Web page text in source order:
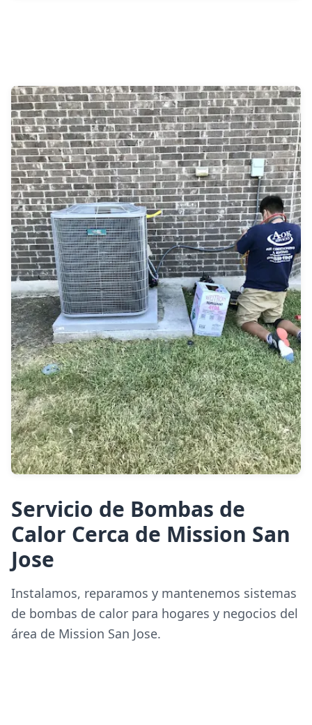
Servicio de Bombas de
Calor Cerca de Mission San
Jose
Instalamos, reparamos y mantenemos sistemas
de bombas de calor para hogares y negocios del
área de Mission San Jose.